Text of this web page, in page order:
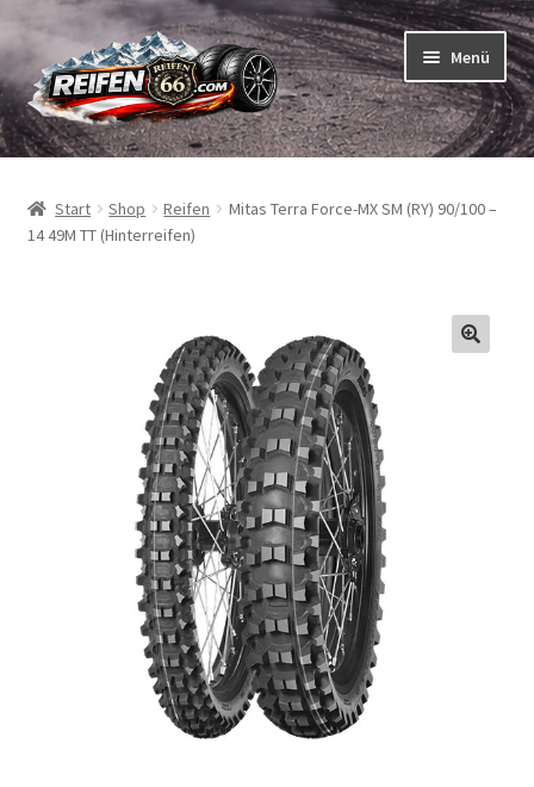
Zur
Navigation
springen
Zum
Inhalt
springen
Menü
Reifen
Schläuche
Start Shop Reifen
Mitas Terra Force-MX SM (RY) 90/100 –
14 49M TT (Hinterreifen)